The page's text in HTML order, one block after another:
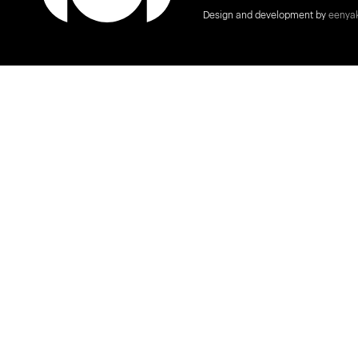
Design and development by